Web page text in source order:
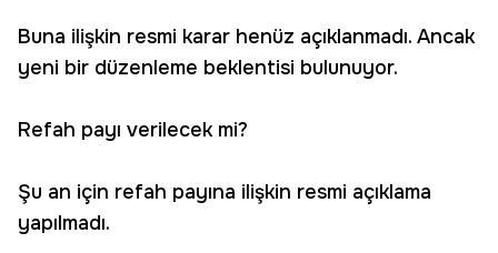
Buna ilişkin resmi karar henüz açıklanmadı. Ancak
yeni bir düzenleme beklentisi bulunuyor.
Refah payı verilecek mi?
Şu an için refah payına ilişkin resmi açıklama
yapılmadı.